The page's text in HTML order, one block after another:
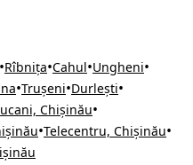
•Rîbnița•Cahul•Ungheni•
•Trușeni•Durlești•
Chișinău•
•Telecentru, Chișinău•